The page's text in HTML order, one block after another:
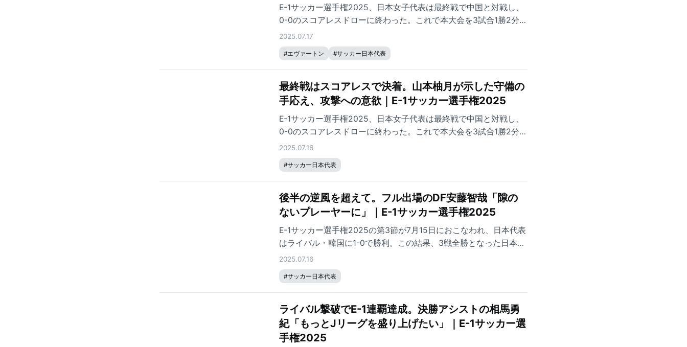
E-1サッカー選手権2025、日本女子代表は最終戦で中国と対戦し、
0-0のスコアレスドローに終わった。これで本大会を3試合1勝2分の
成績で終えた日本。全3試合にフル出場し大会最優秀DFに選出され
た石川璃音は海を渡り、活躍の場をイングランドへと移す。
2025.07.17
#エヴァートン #サッカー日本代表
最終戦はスコアレスで決着。山本柚月が示した守備の
手応え、攻撃への意欲｜E-1サッカー選手権2025
E-1サッカー選手権2025、日本女子代表は最終戦で中国と対戦し、
0-0のスコアレスドローに終わった。これで本大会を3試合1勝2分の
成績で終えた日本。韓国戦に続いて右サイドバックで出場した昨季
WEリーグMVPの山本柚月が、試合後のインタビューに応じてくれ
た。
2025.07.16
#サッカー日本代表
後半の逆風を超えて。フル出場のDF安藤智哉「隙の
ないプレーヤーに」｜E-1サッカー選手権2025
E-1サッカー選手権2025の第3節が7月15日におこなわれ、日本代表
はライバル・韓国に1-0で勝利。この結果、3戦全勝となった日本が
大会連覇を果たした。
2025.07.16
#サッカー日本代表
ライバル撃破でE-1連覇達成。決勝アシストの相馬勇
紀「もっとJリーグを盛り上げたい」｜E-1サッカー選
手権2025